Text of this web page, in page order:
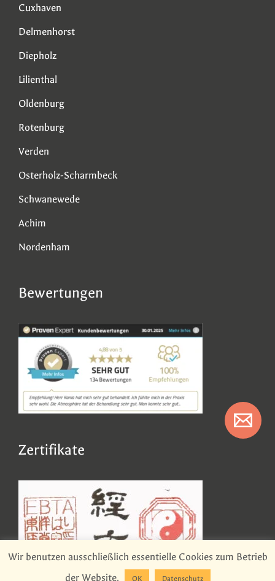
Cuxhaven
Delmenhorst
Diepholz
Lilienthal
Oldenburg
Rotenburg
Verden
Osterholz-Scharmbeck
Schwanewede
Achim
Nordenham
Bewertungen
Zertifikate
Wir benutzen ausschließlich essentielle Cookies zum Betrieb
der Website.
OK Datenschutz